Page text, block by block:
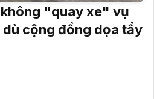
"quay xe" vụ
cộng đồng dọa tẩy